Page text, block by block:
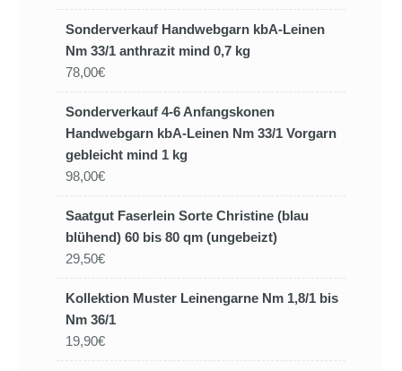
Sonderverkauf Handwebgarn kbA-Leinen
Nm 33/1 anthrazit mind 0,7 kg
78,00€
Sonderverkauf 4-6 Anfangskonen
Handwebgarn kbA-Leinen Nm 33/1 Vorgarn
gebleicht mind 1 kg
98,00€
Saatgut Faserlein Sorte Christine (blau
blühend) 60 bis 80 qm (ungebeizt)
29,50€
Kollektion Muster Leinengarne Nm 1,8/1 bis
Nm 36/1
19,90€